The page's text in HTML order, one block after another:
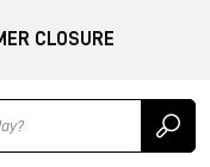
CLOSURE